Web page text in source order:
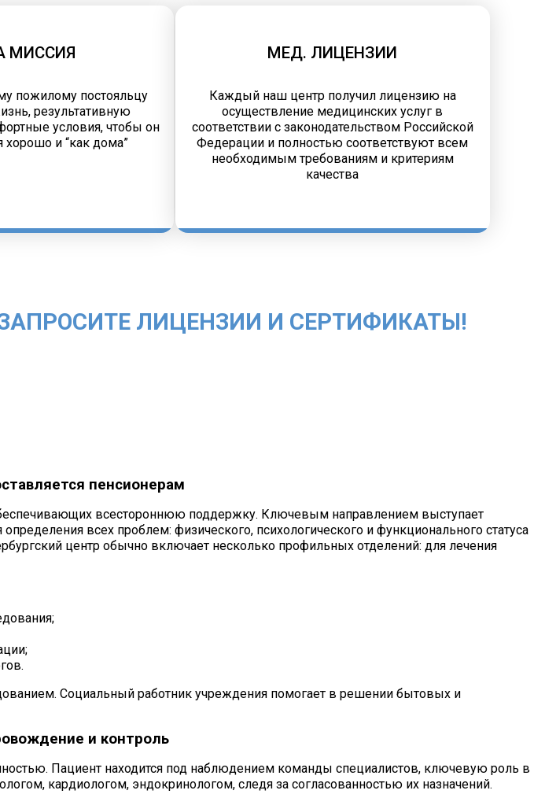
МИССИЯ
пожилому постояльцу
результативную
условия, чтобы он
хорошо и “как дома”
МЕД. ЛИЦЕНЗИИ
Каждый наш центр получил лицензию на
осуществление медицинских услуг в
соответствии с законодательством Российской
Федерации и полностью соответствуют всем
необходимым требованиям и критериям
качества
ЛИЦЕНЗИИ И СЕРТИФИКАТЫ!
пенсионерам
всестороннюю поддержку. Ключевым направлением выступает
всех проблем: физического, психологического и функционального статуса
центр обычно включает несколько профильных отделений: для лечения
Социальный работник учреждения помогает в решении бытовых и
и контроль
Пациент находится под наблюдением команды специалистов, ключевую роль в
кардиологом, эндокринологом, следя за согласованностью их назначений.